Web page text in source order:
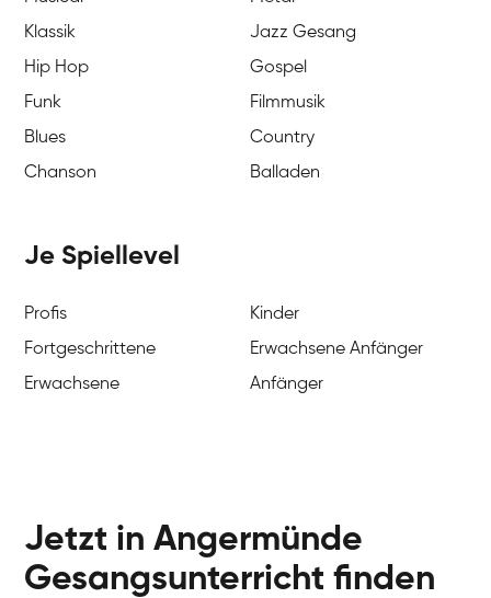
Klassik
Jazz Gesang
Hip Hop
Gospel
Funk
Filmmusik
Blues
Country
Chanson
Balladen
Je Spiellevel
Profis
Kinder
Fortgeschrittene
Erwachsene Anfänger
Erwachsene
Anfänger
Jetzt in Angermünde
Gesangsunterricht finden